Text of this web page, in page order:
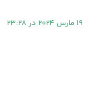
19 مارس 2024 در 23:28